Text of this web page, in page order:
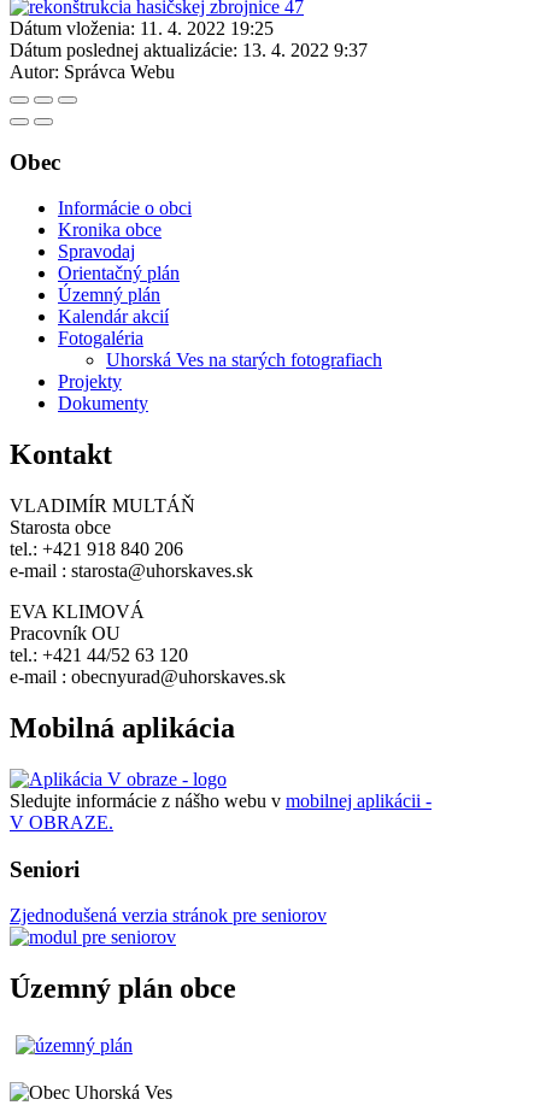
Dátum vloženia: 11. 4. 2022 19:25
Dátum poslednej aktualizácie: 13. 4. 2022 9:37
Autor: Správca Webu
Obec
Informácie o obci
Kronika obce
Spravodaj
Orientačný plán
Územný plán
Kalendár akcií
Fotogaléria
Uhorská Ves na starých fotografiach
Projekty
Dokumenty
Kontakt
VLADIMÍR MULTÁŇ
Starosta obce
tel.: +421 918 840 206
e-mail : starosta@uhorskaves.sk
EVA KLIMOVÁ
Pracovník OU
tel.: +421 44/52 63 120
e-mail : obecnyurad@uhorskaves.sk
Mobilná aplikácia
Sledujte informácie z nášho webu v mobilnej aplikácii -
V OBRAZE.
Seniori
Zjednodušená verzia stránok pre seniorov
Územný plán obce